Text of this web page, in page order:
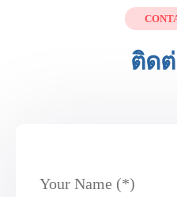
ติดต่